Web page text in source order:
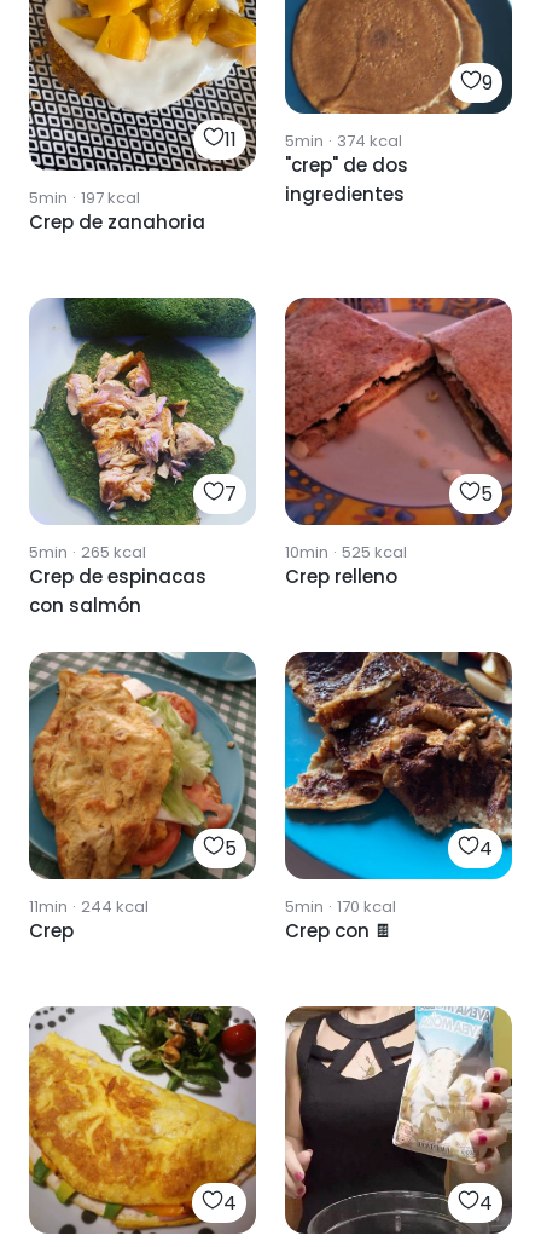
11
5min · 197kcal
Crep de zanahoria
9
5min · 374 kcal
"crep" de dos
ingredientes
7
5min · 265 kcal
Crep de espinacas
con salmón
5
10min · 525 kcal
Crep relleno
5
11min · 244 kcal
Crep
4
5min · 170 kcal
Crep con 🍫
4 4